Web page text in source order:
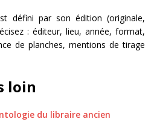
défini par son édition (originale,
: éditeur, lieu, année, format,
de planches, mentions de tirage
loin
du libraire ancien